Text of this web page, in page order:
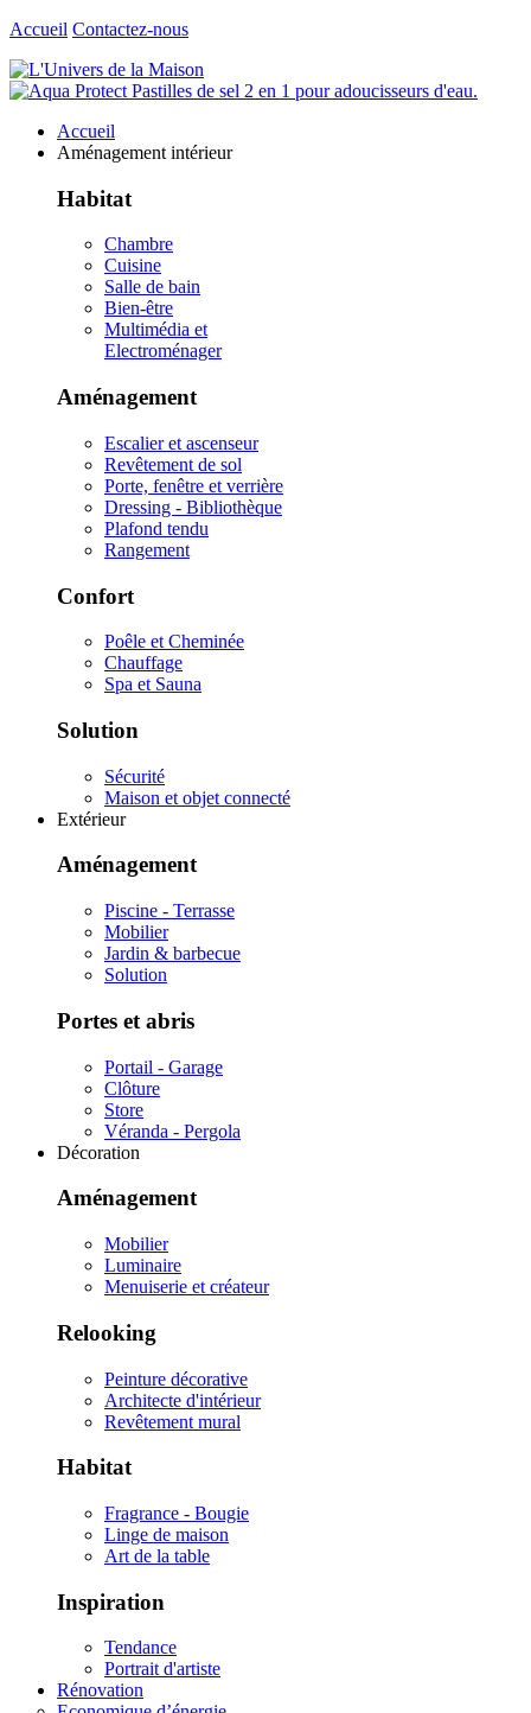
Accueil Contactez-nous
Accueil
Aménagement intérieur
Habitat
Chambre
Cuisine
Salle de bain
Bien-être
Multimédia et
Electroménager
Aménagement
Escalier et ascenseur
Revêtement de sol
Porte, fenêtre et verrière
Dressing - Bibliothèque
Plafond tendu
Rangement
Confort
Poêle et Cheminée
Chauffage
Spa et Sauna
Solution
Sécurité
Maison et objet connecté
Extérieur
Aménagement
Piscine - Terrasse
Mobilier
Jardin & barbecue
Solution
Portes et abris
Portail - Garage
Clôture
Store
Véranda - Pergola
Décoration
Aménagement
Mobilier
Luminaire
Menuiserie et créateur
Relooking
Peinture décorative
Architecte d'intérieur
Revêtement mural
Habitat
Fragrance - Bougie
Linge de maison
Art de la table
Inspiration
Tendance
Portrait d'artiste
Rénovation